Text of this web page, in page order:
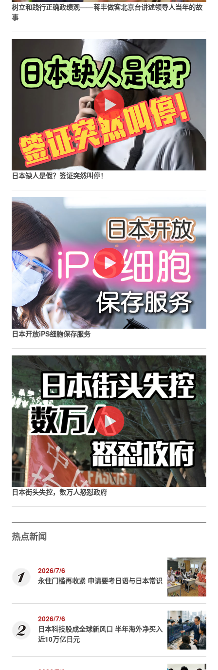
树立和践行正确政绩观——蒋丰做客北京台讲述领导人当年的故
事
日本缺人是假？签证突然叫停！
日本开放iPS细胞保存服务
日本街头失控，数万人怒怼政府
热点新闻
2026/7/6
永住门槛再收紧 申请要考日语与日本常识
2026/7/6
日本科技股成全球新风口 半年海外净买入
近10万亿日元